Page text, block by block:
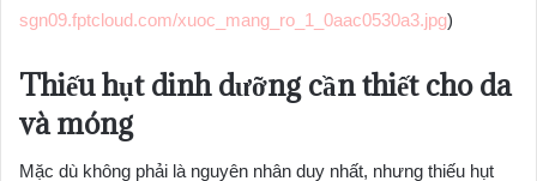
sgn09.fptcloud.com/xuoc_mang_ro_1_0aac0530a3.jpg)
Thiếu hụt dinh dưỡng cần thiết cho da
và móng
Mặc dù không phải là nguyên nhân duy nhất, nhưng thiếu hụt